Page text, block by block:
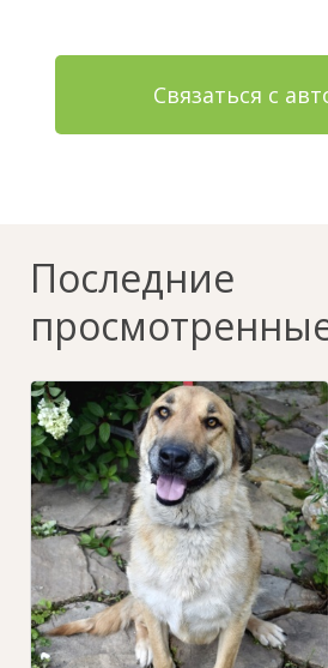
Связаться с
Последние